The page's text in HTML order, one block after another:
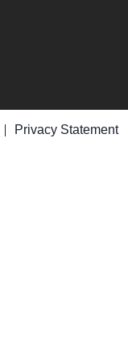
Privacy Statement